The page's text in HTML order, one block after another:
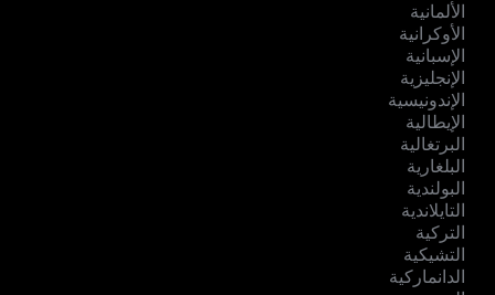
الألمانية
الأوكرانية
الإسبانية
الإنجليزية
الإندونيسية
الإيطالية
البرتغالية
البلغارية
البولندية
التايلاندية
التركية
التشيكية
الدانماركية